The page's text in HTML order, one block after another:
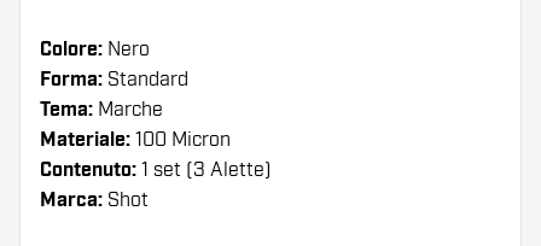
Colore: Nero
Forma: Standard
Tema: Marche
Materiale: 100 Micron
Contenuto: 1 set (3 Alette)
Marca: Shot